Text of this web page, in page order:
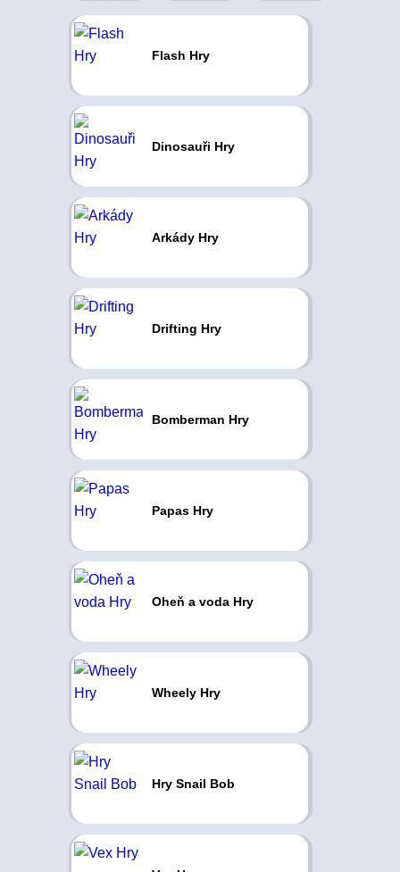
Flash Hry
Dinosauři Hry
Arkády Hry
Drifting Hry
Bomberman Hry
Papas Hry
Oheň a voda Hry
Wheely Hry
Hry Snail Bob